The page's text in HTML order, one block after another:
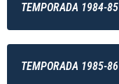
TEMPORADA 1984-85
TEMPORADA 1985-86